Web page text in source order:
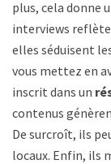
plus, cela donne
interviews
elles séduisent
vous mettez en
inscrit dans un
contenus
De surcroît, ils
locaux. Enfin, ils